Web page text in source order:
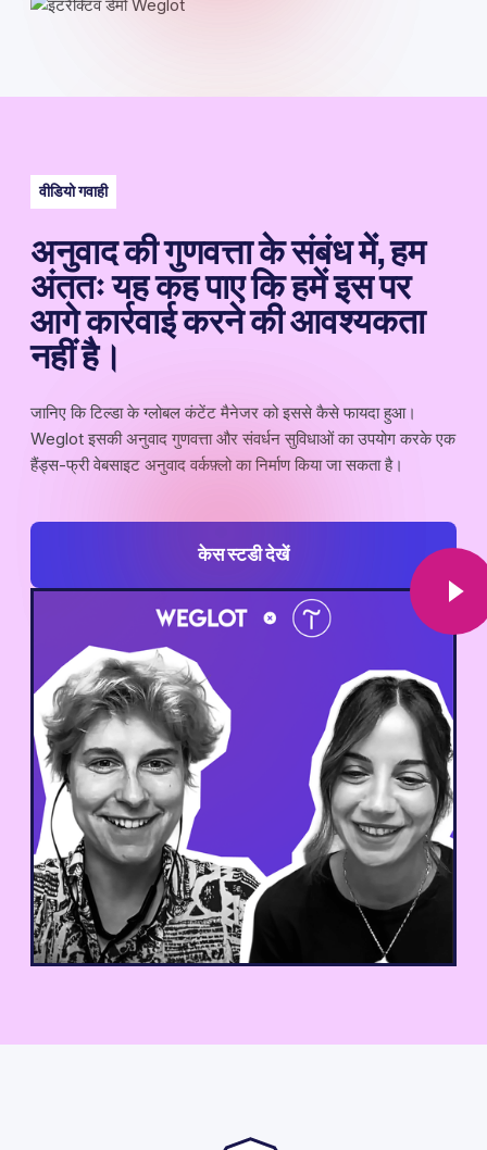
वीडियो गवाही
अनुवाद की गुणवत्ता के संबंध में, हम
अंततः यह कह पाए कि हमें इस पर
आगे कार्रवाई करने की आवश्यकता
नहीं है।
जानिए कि टिल्डा के ग्लोबल कंटेंट मैनेजर को इससे कैसे फायदा हुआ।
Weglot इसकी अनुवाद गुणवत्ता और संवर्धन सुविधाओं का उपयोग करके एक
हैंड्स-फ्री वेबसाइट अनुवाद वर्कफ़्लो का निर्माण किया जा सकता है।
केस स्टडी देखें